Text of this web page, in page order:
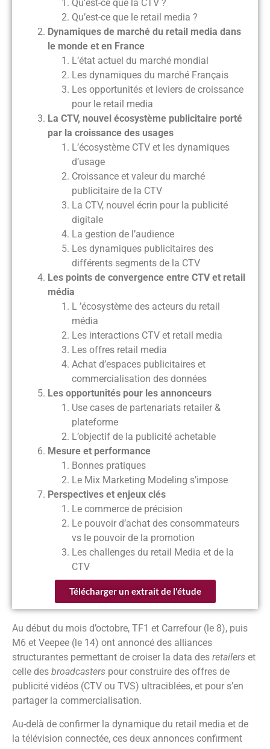
Qu’est-ce que la CTV ?​
Qu’est-ce que le retail media ? ​
Dynamiques de marché du retail media dans
le monde et en France
L’état actuel du marché mondial ​
Les dynamiques du marché Français ​
Les opportunités et leviers de croissance
pour le retail media ​
La CTV, nouvel écosystème publicitaire porté
par la croissance des usages
L’écosystème CTV et les dynamiques
d’usage​
Croissance et valeur du marché
publicitaire de la CTV ​
La CTV, nouvel écrin pour la publicité
digitale​
La gestion de l’audience ​
Les dynamiques publicitaires des
différents segments de la CTV​
Les points de convergence entre CTV et retail
média
L ’écosystème des acteurs du retail
média​
Les interactions CTV et retail media ​
Les offres retail media ​
Achat d’espaces publicitaires et
commercialisation des données​
Les opportunités pour les annonceurs
Use cases de partenariats retailer &
plateforme​
L’objectif de la publicité achetable​
Mesure et performance
Bonnes pratiques
Le Mix Marketing Modeling s’impose
Perspectives et enjeux clés
Le commerce de précision​
Le pouvoir d’achat des consommateurs
vs le pouvoir de la promotion​
Les challenges du retail Media et de la
CTV​
Télécharger un extrait de l'étude
Au début du mois d’octobre, TF1 et Carrefour (le 8), puis
M6 et Veepee (le 14) ont annoncé des alliances
structurantes permettant de croiser la data des retailers et
celle des broadcasters pour construire des offres de
publicité vidéos (CTV ou TVS) ultraciblées, et pour s’en
partager la commercialisation.
Au-delà de confirmer la dynamique du retail media et de
la télévision connectée, ces deux annonces confirment